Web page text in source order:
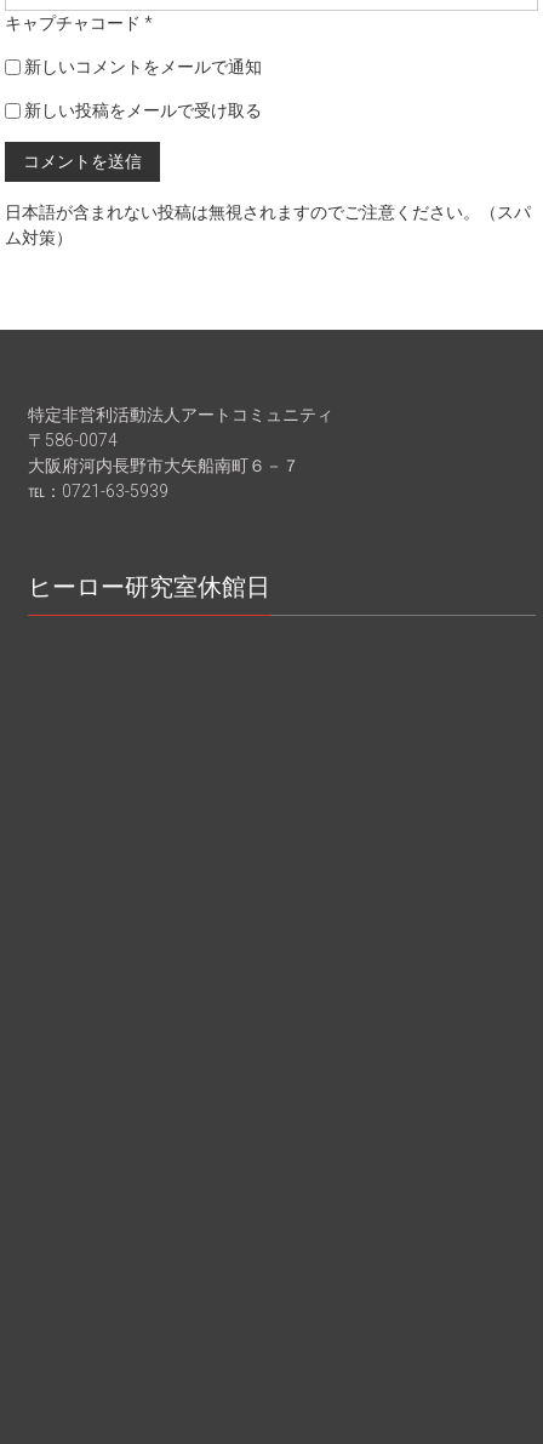
キャプチャコード *
新しいコメントをメールで通知
新しい投稿をメールで受け取る
日本語が含まれない投稿は無視されますのでご注意ください。（スパ
ム対策）
特定非営利活動法人アートコミュニティ
〒586-0074
大阪府河内長野市大矢船南町６－７
℡：0721-63-5939
ヒーロー研究室休館日